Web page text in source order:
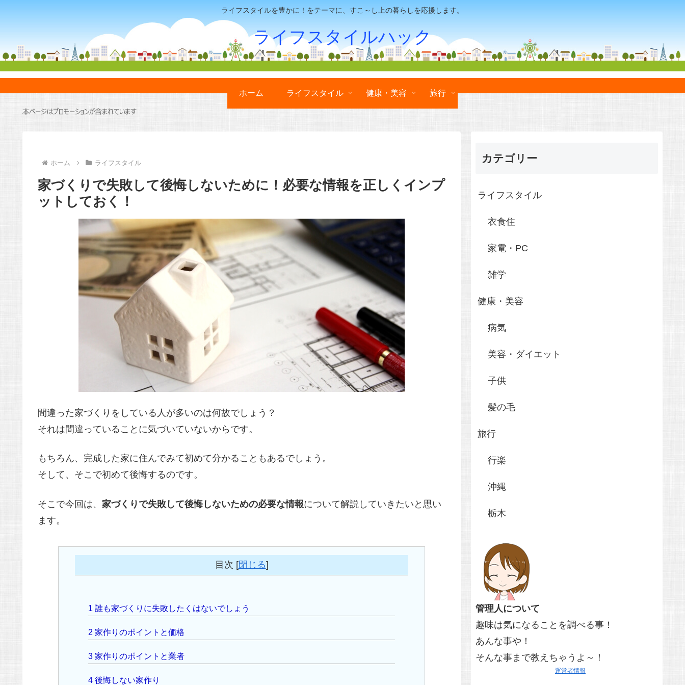
ライフスタイルを豊かに！をテーマに、すこ～し上の暮らしを応援します。
ライフスタイルハック
ホーム ライフスタイル 健康・美容 旅行
ホーム ライフスタイル
家づくりで失敗して後悔しないために！必要な情報を正しくインプ
ットしておく！
間違った家づくりをしている人が多いのは何故でしょう？
それは間違っていることに気づいていないからです。
もちろん、完成した家に住んでみて初めて分かることもあるでしょう。
そして、そこで初めて後悔するのです。
そこで今回は、 家づくりで失敗して後悔しないための必要な情報について解説していきたいと思い
ます。
目次 [閉じる]
1 誰も家づくりに失敗したくはないでしょう
2 家作りのポイントと価格
3 家作りのポイントと業者
4 後悔しない家作り
カテゴリー
ライフスタイル
衣食住
家電・PC
雑学
健康・美容
病気
美容・ダイエット
子供
髪の毛
旅行
行楽
沖縄
栃木
管理人について
趣味は気になることを調べる事！
あんな事や！
そんな事まで教えちゃうよ～！
運営者情報